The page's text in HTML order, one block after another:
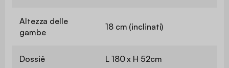
Altezza delle
gambe
18 cm (inclinati)
Dossiê L 180 x H 52cm